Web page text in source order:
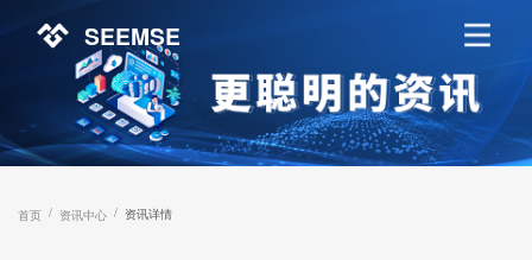
SEEMSE
首页 / 资讯中心 / 资讯详情